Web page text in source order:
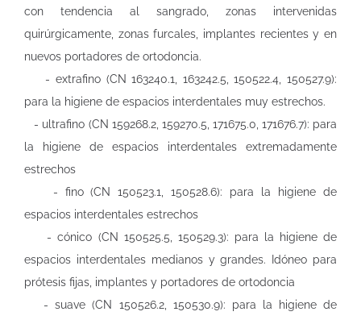
con tendencia al sangrado, zonas intervenidas
quirúrgicamente, zonas furcales, implantes recientes y en
nuevos portadores de ortodoncia.
- extrafino (CN 163240.1, 163242.5, 150522.4, 150527.9):
para la higiene de espacios interdentales muy estrechos.
- ultrafino (CN 159268.2, 159270.5, 171675.0, 171676.7): para
la higiene de espacios interdentales extremadamente
estrechos
- fino (CN 150523.1, 150528.6): para la higiene de
espacios interdentales estrechos
- cónico (CN 150525.5, 150529.3): para la higiene de
espacios interdentales medianos y grandes. Idóneo para
prótesis fijas, implantes y portadores de ortodoncia
- suave (CN 150526.2, 150530.9): para la higiene de